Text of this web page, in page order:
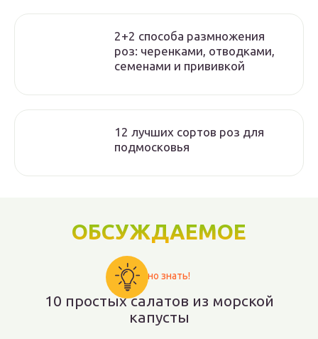
2+2 способа размножения
роз: черенками, отводками,
семенами и прививкой
12 лучших сортов роз для
подмосковья
ОБСУЖДАЕМОЕ
Важно знать!
10 простых салатов из морской
капусты